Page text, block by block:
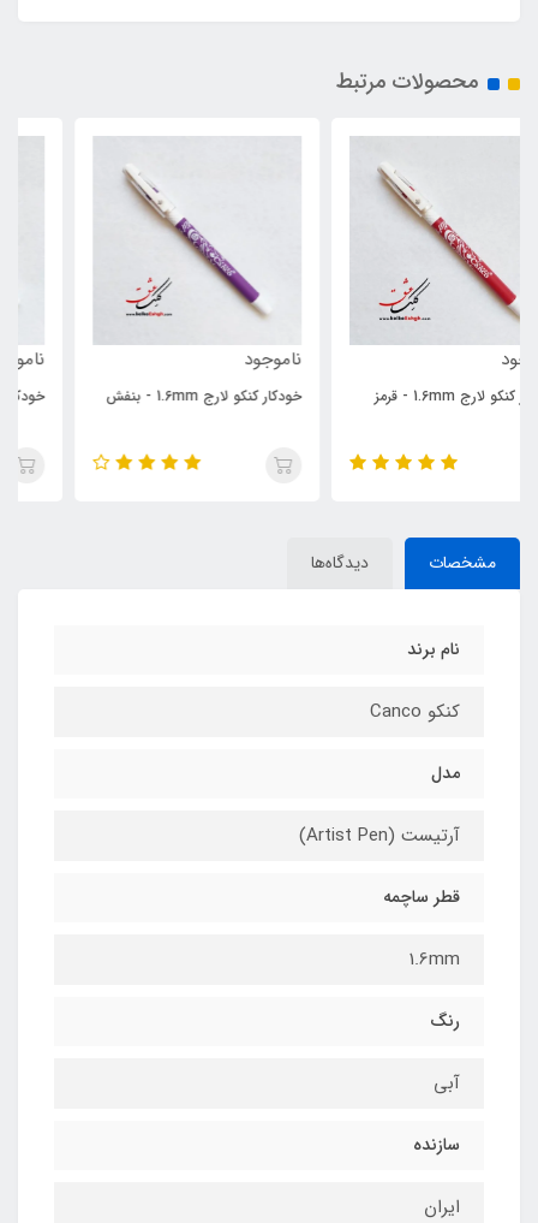
محصولات مرتبط
خودکار کنکو لارج 1.6mm - بنفش خودکار کنکو لارج 1.6mm - صورتی
مشخصات دیدگاه‌ها
نام برند
کنکو Canco
مدل
آرتیست (Artist Pen)
قطر ساچمه
1.6mm
رنگ
آبی
سازنده
ایران